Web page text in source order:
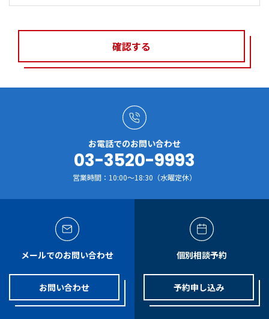
確認する
お電話でのお問い合わせ
03-3520-9993
営業時間：10:00～18:30（水曜定休）
メールでのお問い合わせ
お問い合わせ
個別相談予約
予約申し込み